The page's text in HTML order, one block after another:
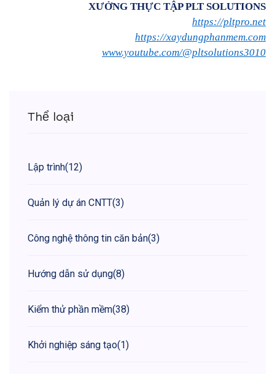
XƯỞNG THỰC TẬP PLT SOLUTIONS
https://pltpro.net
https://xaydungphanmem.com
www.youtube.com/@pltsolutions3010
Thể loại
Lập trình(12)
Quản lý dự án CNTT(3)
Công nghệ thông tin căn bản(3)
Hướng dẫn sử dụng(8)
Kiểm thử phần mềm(38)
Khởi nghiệp sáng tạo(1)